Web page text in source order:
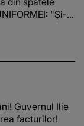
"Și-a
Guvernul Ilie
facturilor!